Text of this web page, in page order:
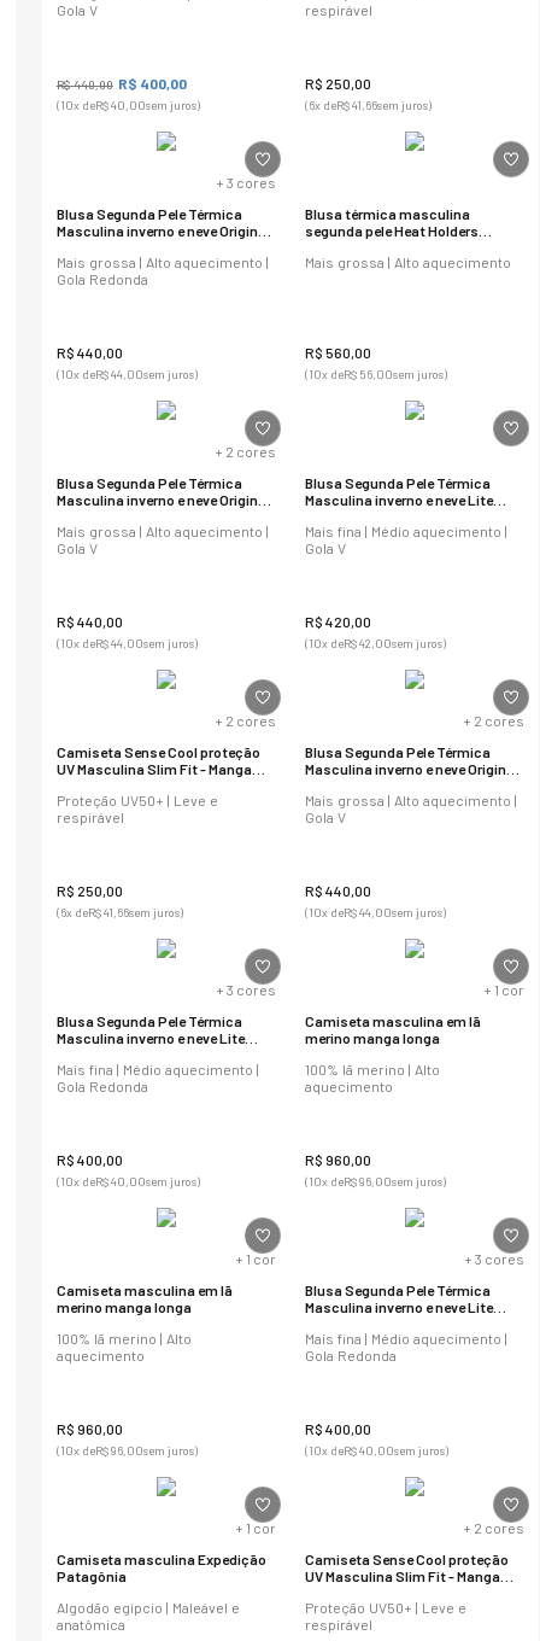
Gola V
R$440,00 R$ 400, 00
(10x deR$40,00sem juros)
respirável
R$ 250 00
(6x deR$41,66sem juros)
+ 3 cores
Blusa Segunda Pele Térmica
Masculina inverno e neve Original
Mais grossa | Alto aquecimento |
Gola Redonda
R$ 440 00
(10x deR$44,00sem juros)
Blusa térmica masculina
segunda pele Heat Holders
Mais grossa | Alto aquecimento
R$ 560 00
(10x deR$ 56,00sem juros)
+ 2 cores
Blusa Segunda Pele Térmica
Masculina inverno e neve Original
Mais grossa | Alto aquecimento |
Gola V
R$ 440 00
(10x deR$44,00sem juros)
Blusa Segunda Pele Térmica
Masculina inverno e neve Lite
Mais fina | Médio aquecimento |
Gola V
R$ 420 00
(10x deR$42,00sem juros)
+ 2 cores
Camiseta Sense Cool proteção
UV Masculina Slim Fit - Manga
Proteção UV50+ | Leve e
respirável
R$ 250 00
(6x deR$41,66sem juros)
+ 2 cores
Blusa Segunda Pele Térmica
Masculina inverno e neve Original
Mais grossa | Alto aquecimento |
Gola V
R$ 440 00
(10x deR$44,00sem juros)
+ 3 cores
Blusa Segunda Pele Térmica
Masculina inverno e neve Lite
Mais fina | Médio aquecimento |
Gola Redonda
R$ 400 00
(10x deR$40,00sem juros)
+ 1 cor
Camiseta masculina em lã
merino manga longa
100% lã merino | Alto
aquecimento
R$ 960 00
(10x deR$96,00sem juros)
+ 1 cor
Camiseta masculina em lã
merino manga longa
100% lã merino | Alto
aquecimento
R$ 960 00
(10x deR$96,00sem juros)
+3 cores
Blusa Segunda Pele Térmica
Masculina inverno e neve Lite
Mais fina | Médio aquecimento |
Gola Redonda
R$ 400 00
(10x deR$40,00sem juros)
+ 1 cor
Camiseta masculina Expedição
Patagônia
Algodão egípcio | Maleável e
anatômica
+ 2 cores
Camiseta Sense Cool proteção
UV Masculina Slim Fit - Manga
Proteção UV50+ | Leve e
respirável